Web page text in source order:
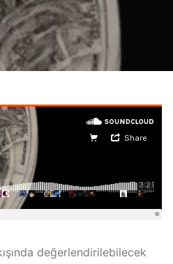
değerlendirilebilecek